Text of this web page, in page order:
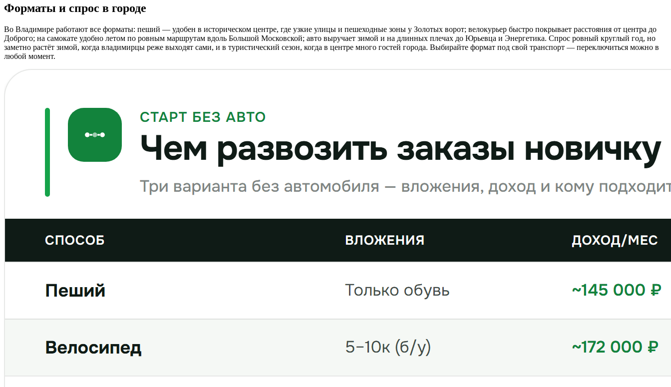
Форматы и спрос в городе
Во Владимире работают все форматы: пеший — удобен в историческом центре, где узкие улицы и пешеходные зоны у Золотых ворот; велокурьер быстро покрывает расстояния от центра до
Доброго; на самокате удобно летом по ровным маршрутам вдоль Большой Московской; авто выручает зимой и на длинных плечах до Юрьевца и Энергетика. Спрос ровный круглый год, но
заметно растёт зимой, когда владимирцы реже выходят сами, и в туристический сезон, когда в центре много гостей города. Выбирайте формат под свой транспорт — переключиться можно в
любой момент.